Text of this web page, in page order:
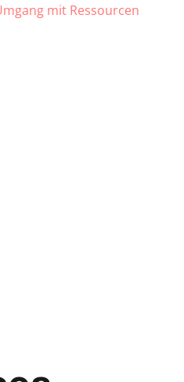
mit Ressourcen